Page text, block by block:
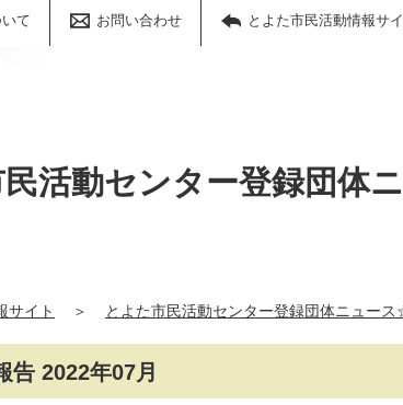
て お問い合わせ とよた市民活動情報サ
民活動センター登録団体
サイト ＞ とよた市民活動センター登録団体ニュー
告 2022年07月